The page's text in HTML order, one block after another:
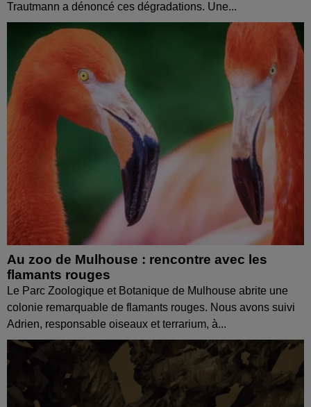
Trautmann a dénoncé ces dégradations. Une...
Au zoo de Mulhouse : rencontre avec les
flamants rouges
Le Parc Zoologique et Botanique de Mulhouse abrite une
colonie remarquable de flamants rouges. Nous avons suivi
Adrien, responsable oiseaux et terrarium, à...